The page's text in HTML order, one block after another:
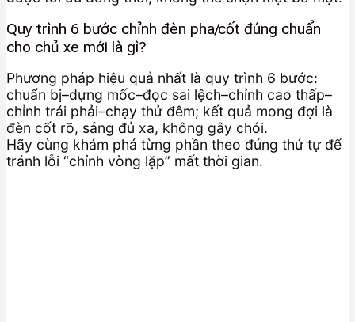
Quy trình 6 bước chỉnh đèn pha/cốt đúng chuẩn
cho chủ xe mới là gì?
Phương pháp hiệu quả nhất là quy trình 6 bước:
chuẩn bị–dựng mốc–đọc sai lệch–chỉnh cao thấp–
chỉnh trái phải–chạy thử đêm; kết quả mong đợi là
đèn cốt rõ, sáng đủ xa, không gây chói.
Hãy cùng khám phá từng phần theo đúng thứ tự để
tránh lỗi “chỉnh vòng lặp” mất thời gian.